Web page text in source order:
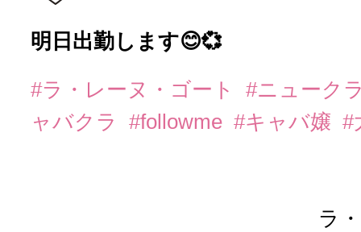
明日出勤します😊💞
#ラ・レーヌ・ゴート
#ニューク
ャバクラ
#followme #キャバ嬢 #
ラ